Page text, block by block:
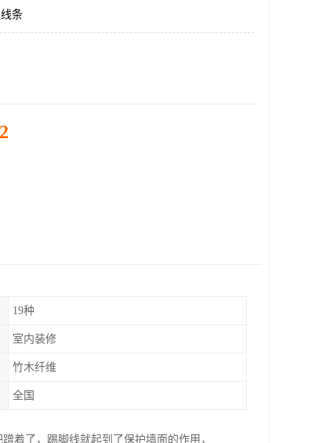
条
19种
室内装修
竹木纤维
全国
着了，踢脚线就起到了保护墙面的作用，